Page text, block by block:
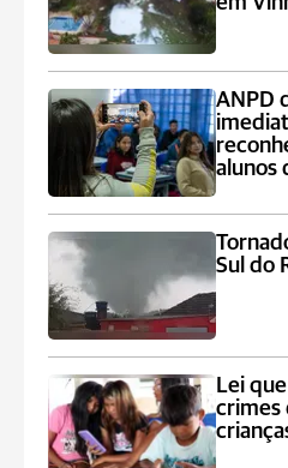
ANPD
alunos
Sul do
Lei
crimes